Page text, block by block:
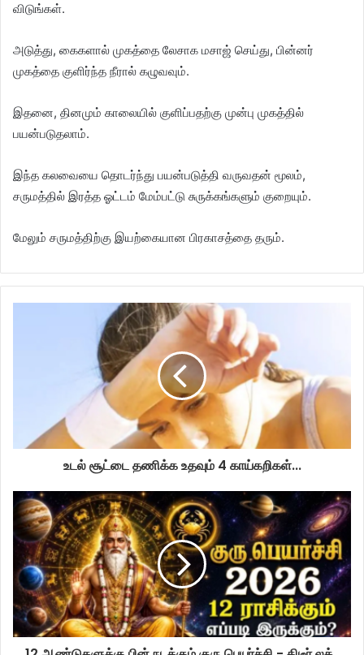
விடுங்கள்.
அடுத்து, கைகளால் முகத்தை லேசாக மசாஜ் செய்து, பின்னர்
முகத்தை குளிர்ந்த நீரால் கழுவவும்.
இதனை, தினமும் காலையில் குளிப்பதற்கு முன்பு முகத்தில்
பயன்படுதலாம்.
இந்த கலவையை தொடர்ந்து பயன்படுத்தி வருவதன் மூலம்,
சருமத்தில் இரத்த ஓட்டம் மேம்பட்டு சுருக்கங்களும் குறையும்.
மேலும் சருமத்திற்கு இயற்கையான பிரகாசத்தை தரும்.
உடல் சூட்டை தணிக்க உதவும் 4 காய்கறிகள்...